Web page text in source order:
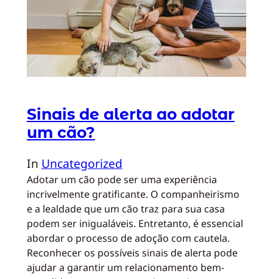
Sinais de alerta ao adotar
um cão?
In Uncategorized
Adotar um cão pode ser uma experiência
incrivelmente gratificante. O companheirismo
e a lealdade que um cão traz para sua casa
podem ser inigualáveis. Entretanto, é essencial
abordar o processo de adoção com cautela.
Reconhecer os possíveis sinais de alerta pode
ajudar a garantir um relacionamento bem-